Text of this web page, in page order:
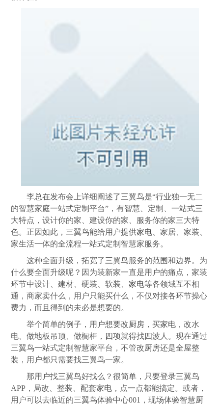
李总在发布会上详细阐述了三翼鸟是“行业独一无二
的智慧家庭一站式定制平台”，有智慧、定制、一站式三
大特点，设计你的家、建设你的家、服务你的家三大特
色。正因如此，三翼鸟能给用户提供家电 、家居、家装、
家生活一体的全流程一站式定制智慧家服务。
这种全面升级，拓宽了三翼鸟服务的范围和边界。为
什么要全面升级呢？因为装新家一直是用户的痛点，家装
环节中设计、建材、硬装、软装、 家电等各领域互不相
通，商家卖什么，用户只能买什么，不仅对接各环节操心
费力，而且得到的未必是想要的。
举个简单的例子，用户想要改厨房 ，买家电 ，改水
电、做地板吊顶、做橱柜，四项就得找四波人。现在通过
三翼鸟一站式定制智慧家平台，不管改厨房还是全屋整
装，用户都只需要找三翼鸟一家。
那用户找三翼鸟好找么？很简单，只要登录三翼鸟
APP，局改、整装、配套家电 ，点一点都能搞定。或者，
用户可以去临近的三翼鸟体验中心001，现场体验智慧厨